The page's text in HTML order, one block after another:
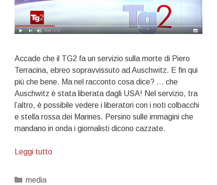
Accade che il TG2 fa un servizio sulla morte di Piero
Terracina, ebreo sopravvissuto ad Auschwitz. E fin qui
più che bene. Ma nel racconto cosa dice? … che
Auschwitz è stata liberata dagli USA! Nel servizio, tra
l’altro, è possibile vedere i liberatori con i noti colbacchi
e stella rossa dei Marines. Persino sulle immagini che
mandano in onda i giornalisti dicono cazzate.
Leggi tuttoTG2,
Categorie
media